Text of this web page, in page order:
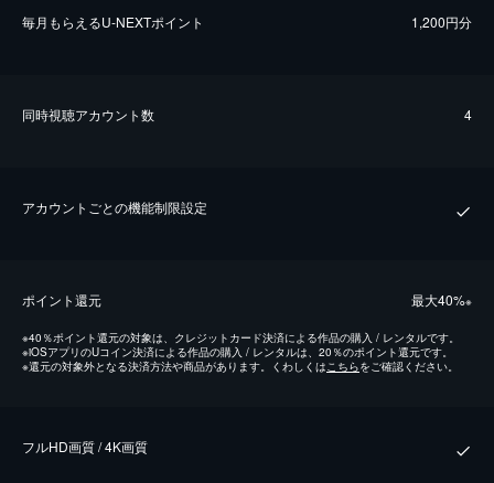
毎⽉もらえるU-NEXTポイント 1,200円分
同時視聴アカウント数 4
アカウントごとの機能制限設定
ポイント還元 最⼤40%※
※40％ポイント還元の対象は、クレジットカード決済による作品の購入 / レンタルです。
※iOSアプリのUコイン決済による作品の購入 / レンタルは、20％のポイント還元です。
※還元の対象外となる決済方法や商品があります。くわしくはこちらをご確認ください。
フルHD画質 / 4K画質